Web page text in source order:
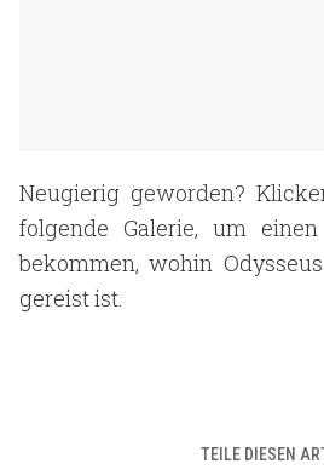
Neugierig geworden?
folgende Galerie, um
bekommen, wohin
gereist ist.
TEILE DIESEN